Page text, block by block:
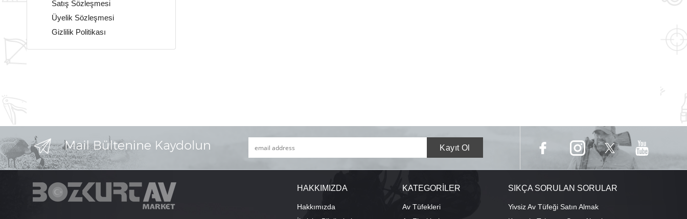
Satış Sözleşmesi
Üyelik Sözleşmesi
Gizlilik Politikası
HAKKIMIZDA
Hakkımızda
KATEGORİLER
Av Tüfekleri
SIKÇA SORULAN SORULAR
Yivsiz Av Tüfeği Satın Almak